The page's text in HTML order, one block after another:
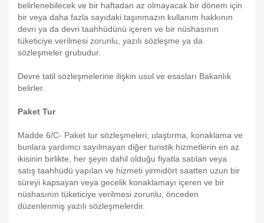
belirlenebilecek ve bir haftadan az olmayacak bir dönem için
bir veya daha fazla sayıdaki taşınmazın kullanım hakkının
devri ya da devri taahhüdünü içeren ve bir nüshasının
tüketiciye verilmesi zorunlu, yazılı sözleşme ya da
sözleşmeler grubudur.
Devre tatil sözleşmelerine ilişkin usul ve esasları Bakanlık
belirler.
Paket Tur
Madde 6/C- Paket tur sözleşmeleri; ulaştırma, konaklama ve
bunlara yardımcı sayılmayan diğer turistik hizmetlerin en az
ikisinin birlikte, her şeyin dahil olduğu fiyatla satılan veya
satış taahhüdü yapılan ve hizmeti yirmidört saatten uzun bir
süreyi kapsayan veya gecelik konaklamayı içeren ve bir
nüshasının tüketiciye verilmesi zorunlu, önceden
düzenlenmiş yazılı sözleşmelerdir.